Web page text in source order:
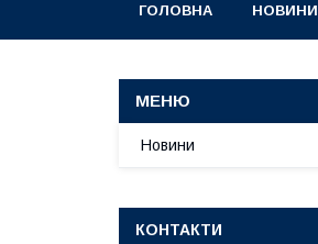
ГОЛОВНА НОВИНИ
Новини
КОНТАКТИ